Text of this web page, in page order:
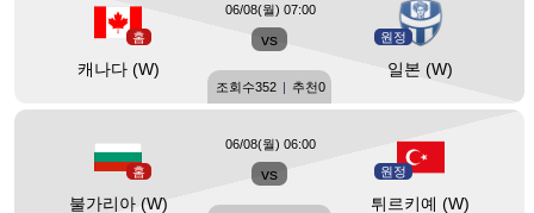
홈
캐나다 (W)
vs 원정
일본 (W)
06/08(월) 07:00
조회수352 | 추천0
홈
불가리아 (W)
vs 원정
튀르키예 (W)
06/08(월) 06:00